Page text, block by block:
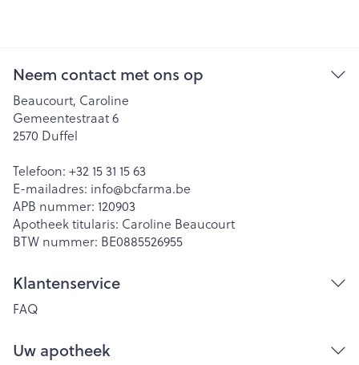
Neem contact met ons op
Beaucourt, Caroline
Gemeentestraat 6
2570 Duffel
Telefoon: +32 15 31 15 63
E-mailadres: info@bcfarma.be
APB nummer: 120903
Apotheek titularis: Caroline Beaucourt
BTW nummer: BE0885526955
Klantenservice
FAQ
Uw apotheek